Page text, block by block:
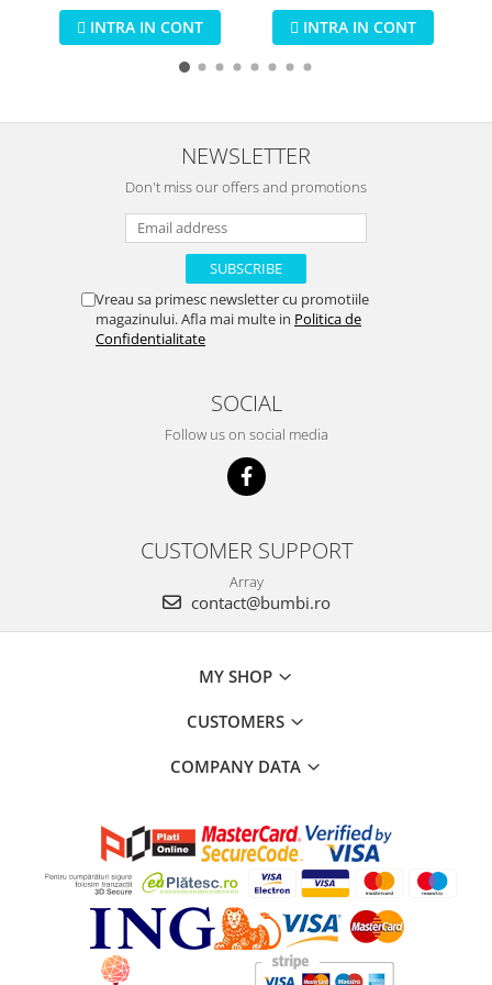
tavita detasabila gri
INTRA IN CONT
si adulti
INTRA IN CONT
NEWSLETTER
Don't miss our offers and promotions
Vreau sa primesc newsletter cu promotiile
magazinului. Afla mai multe in Politica de
Confidentialitate
SOCIAL
Follow us on social media
CUSTOMER SUPPORT
Array
contact@bumbi.ro
MY SHOP
CUSTOMERS
COMPANY DATA